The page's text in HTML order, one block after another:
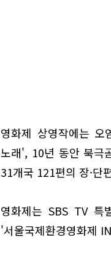
영화제 상영작에는
노래', 10년 동안 북극
31개국 121편의 장·단
영화제는 SBS TV 특
'서울국제환경영화제